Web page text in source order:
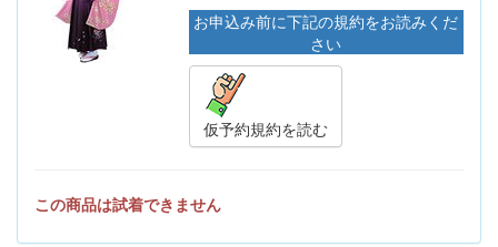
お申込み前に下記の規約をお読みくだ
さい
仮予約規約を読む
この商品は試着できません